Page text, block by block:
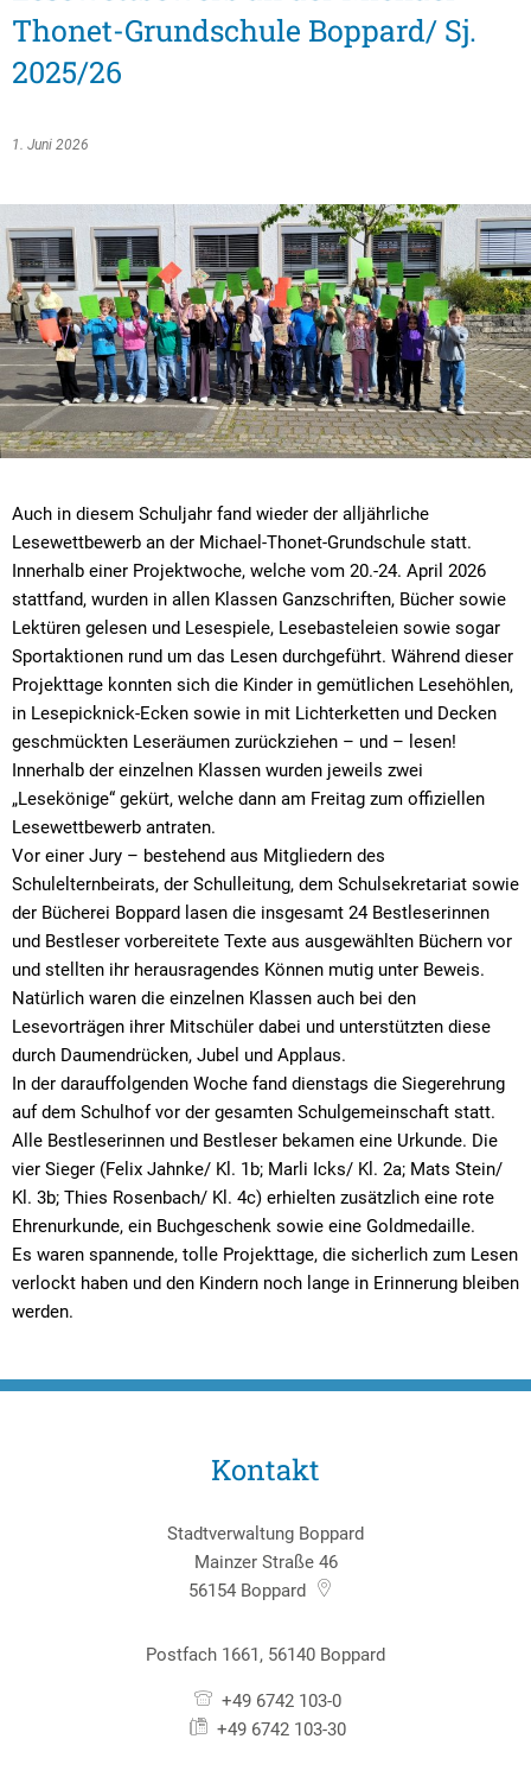
Livestream Sitzungen auf Youtube
Baugrundstücke
Gewerberegisterauskunft
Grundsteuerreform
Haushaltsplan
Satzungen und Richtlinien
Schutzhütten
Bücher-Shop
Anlegezeiten
Thonet-Grundschule Boppard/ Sj.
2025/26
1. Juni 2026
Auch in diesem Schuljahr fand wieder der alljährliche
Lesewettbewerb an der Michael-Thonet-Grundschule statt.
Innerhalb einer Projektwoche, welche vom 20.-24. April 2026
stattfand, wurden in allen Klassen Ganzschriften, Bücher sowie
Lektüren gelesen und Lesespiele, Lesebasteleien sowie sogar
Sportaktionen rund um das Lesen durchgeführt. Während dieser
Projekttage konnten sich die Kinder in gemütlichen Lesehöhlen,
in Lesepicknick-Ecken sowie in mit Lichterketten und Decken
geschmückten Leseräumen zurückziehen – und – lesen!
Innerhalb der einzelnen Klassen wurden jeweils zwei
„Lesekönige“ gekürt, welche dann am Freitag zum offiziellen
Lesewettbewerb antraten.
Vor einer Jury – bestehend aus Mitgliedern des
Schulelternbeirats, der Schulleitung, dem Schulsekretariat sowie
der Bücherei Boppard lasen die insgesamt 24 Bestleserinnen
und Bestleser vorbereitete Texte aus ausgewählten Büchern vor
und stellten ihr herausragendes Können mutig unter Beweis.
Natürlich waren die einzelnen Klassen auch bei den
Lesevorträgen ihrer Mitschüler dabei und unterstützten diese
durch Daumendrücken, Jubel und Applaus.
In der darauffolgenden Woche fand dienstags die Siegerehrung
auf dem Schulhof vor der gesamten Schulgemeinschaft statt.
Alle Bestleserinnen und Bestleser bekamen eine Urkunde. Die
vier Sieger (Felix Jahnke/ Kl. 1b; Marli Icks/ Kl. 2a; Mats Stein/
Kl. 3b; Thies Rosenbach/ Kl. 4c) erhielten zusätzlich eine rote
Ehrenurkunde, ein Buchgeschenk sowie eine Goldmedaille.
Es waren spannende, tolle Projekttage, die sicherlich zum Lesen
verlockt haben und den Kindern noch lange in Erinnerung bleiben
werden.
Kontakt
Stadtverwaltung Boppard
Mainzer Straße 46
56154 Boppard
Postfach 1661, 56140 Boppard
+49 6742 103-0
+49 6742 103-30